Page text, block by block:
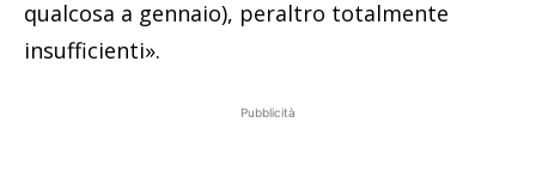
qualcosa a gennaio), peraltro totalmente
insufficienti».
Pubblicità